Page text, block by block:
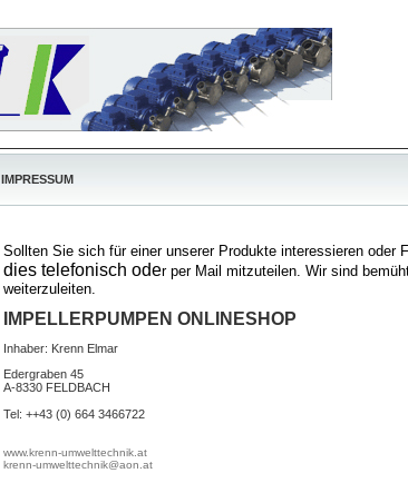
IMPRESSUM
Sollten Sie sich für einer unserer Produkte interessieren oder
dies telefonisch oder per Mail mitzuteilen. Wir sind
weiterzuleiten.
IMPELLERPUMPEN ONLINESHOP
Inhaber: Krenn Elmar
Edergraben 45
A-8330 FELDBACH
Tel: ++43 (0) 664 3466722
www.krenn-umwelttechnik.at
krenn-umwelttechnik@aon.at